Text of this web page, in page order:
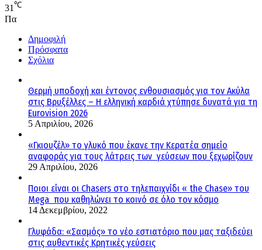
31℃
Πα
Δημοφιλή
Πρόσφατα
Σχόλια
Θερμή υποδοχή και έντονος ενθουσιασμός για τον Ακύλα
στις Βρυξέλλες – Η ελληνική καρδιά χτύπησε δυνατά για τη
Eurovision 2026
5 Απριλίου, 2026
«Γκιουζέλ» το γλυκό που έκανε την Κερατέα σημείο
αναφοράς για τους λάτρεις των γεύσεων που ξεχωρίζουν
29 Απριλίου, 2026
Ποιοι είναι οι Chasers στο τηλεπαιχνίδι « the Chase» του
Mega που καθηλώνει το κοινό σε όλο τον κόσμο
14 Δεκεμβρίου, 2022
Γλυφάδα: «Σασμός» το νέο εστιατόριο που μας ταξιδεύει
στις αυθεντικές Κρητικές γεύσεις